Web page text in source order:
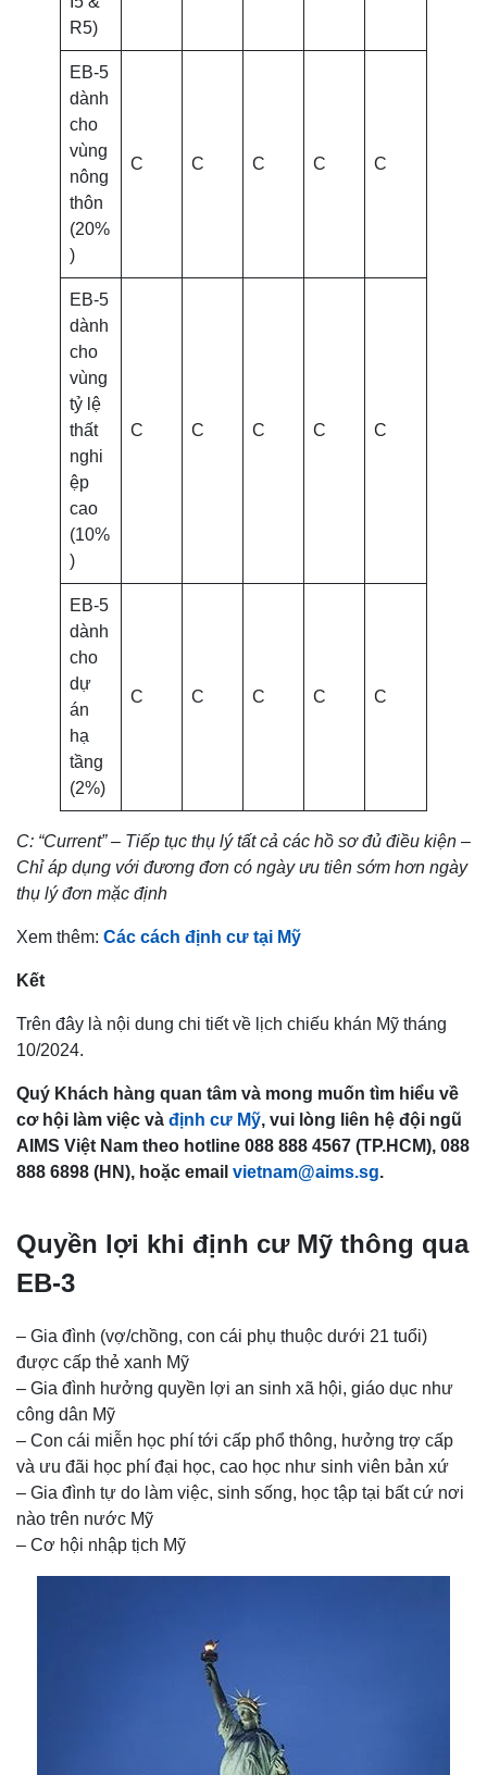
R5)
EB-5
dành
cho
vùng
nông
thôn
(20%
)
C C C C C
EB-5
dành
cho
vùng
tỷ lệ
thất
nghi
ệp
cao
(10%
)
C C C C C
EB-5
dành
cho
dự
án
hạ
tầng
(2%)
C C C C C
C: “Current” – Tiếp tục thụ lý tất cả các hồ sơ đủ điều kiện –
Chỉ áp dụng với đương đơn có ngày ưu tiên sớm hơn ngày
thụ lý đơn mặc định
Xem thêm: Các cách định cư tại Mỹ
Kết
Trên đây là nội dung chi tiết về lịch chiếu khán Mỹ tháng
10/2024.
Quý Khách hàng quan tâm và mong muốn tìm hiểu về
cơ hội làm việc và định cư Mỹ, vui lòng liên hệ đội ngũ
AIMS Việt Nam theo hotline 088 888 4567 (TP.HCM), 088
888 6898 (HN), hoặc email vietnam@aims.sg.
Quyền lợi khi định cư Mỹ thông qua
EB-3
– Gia đình (vợ/chồng, con cái phụ thuộc dưới 21 tuổi)
được cấp thẻ xanh Mỹ
– Gia đình hưởng quyền lợi an sinh xã hội, giáo dục như
công dân Mỹ
– Con cái miễn học phí tới cấp phổ thông, hưởng trợ cấp
và ưu đãi học phí đại học, cao học như sinh viên bản xứ
– Gia đình tự do làm việc, sinh sống, học tập tại bất cứ nơi
nào trên nước Mỹ
– Cơ hội nhập tịch Mỹ